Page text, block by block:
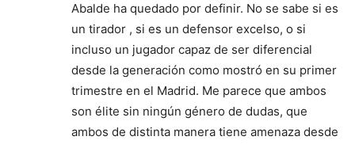
Abalde ha quedado por definir. No se sabe si es
un tirador , si es un defensor excelso, o si
incluso un jugador capaz de ser diferencial
desde la generación como mostró en su primer
trimestre en el Madrid. Me parece que ambos
son élite sin ningún género de dudas, que
ambos de distinta manera tiene amenaza desde